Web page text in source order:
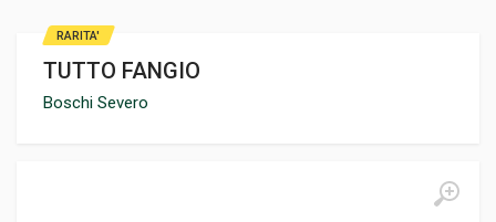
TUTTO FANGIO
Boschi Severo
RARITA'